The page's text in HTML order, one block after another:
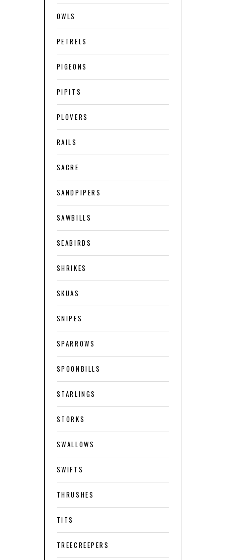
OWLS
PETRELS
PIGEONS
PIPITS
PLOVERS
RAILS
SACRE
SANDPIPERS
SAWBILLS
SEABIRDS
SHRIKES
SKUAS
SNIPES
SPARROWS
SPOONBILLS
STARLINGS
STORKS
SWALLOWS
SWIFTS
THRUSHES
TITS
TREECREEPERS